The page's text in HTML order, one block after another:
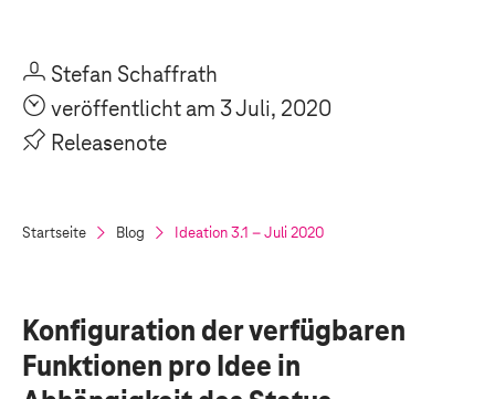
U Stefan Schaffrath
O veröffentlicht am 3 Juli, 2020
P Releasenote
Startseite Blog Ideation 3.1 – Juli 2020
Konfiguration der verfügbaren
Funktionen pro Idee in